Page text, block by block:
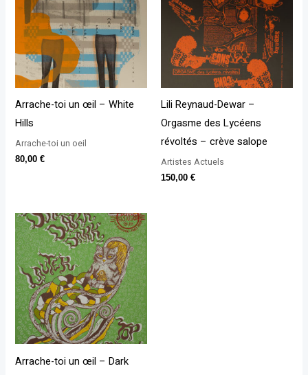
Arrache-toi un œil – White
Hills
Arrache-toi un oeil
80,00€
Lili Reynaud-Dewar –
Orgasme des Lycéens
révoltés – crève salope
Artistes Actuels
150,00 €
Arrache-toi un œil – Dark